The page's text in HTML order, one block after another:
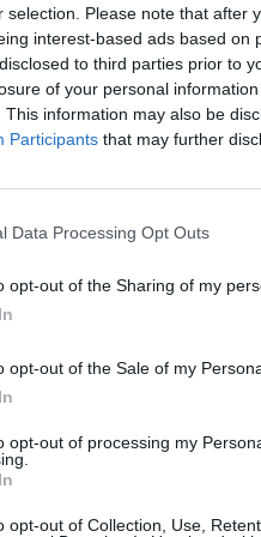
selection. Please note that after
interest-based ads based
to third parties prior to
of your personal
This information may also be
Participants that may further
Data Processing Opt Outs
opt-out of the Sharing of my
opt-out of the Sale of my
opt-out of processing my
opt-out of Collection, Use,
šiemet – vilkikas
Dar vienoje
pasiekė 41,4